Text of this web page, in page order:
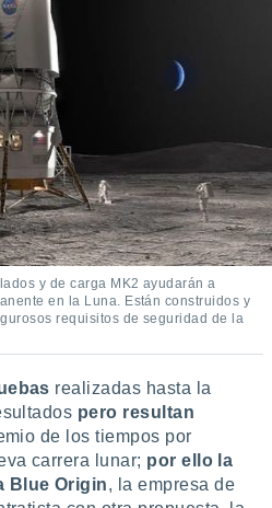
y de carga MK2 ayudarán a
en la Luna. Están construidos y
requisitos de seguridad de la
realizadas hasta la
pero resultan
de los tiempos por
carrera lunar; por ello la
Blue Origin, la empresa de